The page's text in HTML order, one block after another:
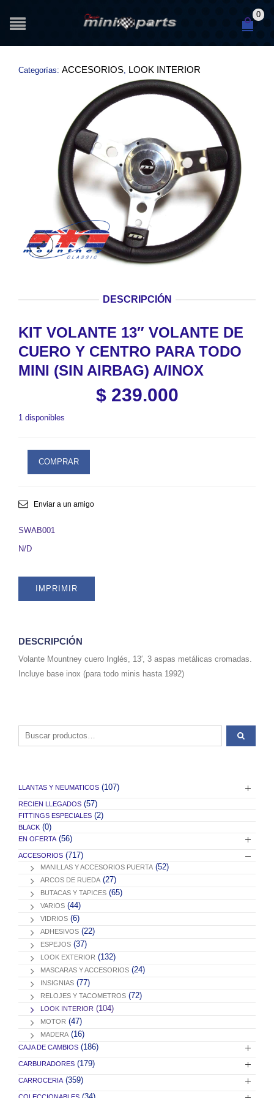
0
Categorías: ACCESORIOS LOOK INTERIOR
DESCRIPCIÓN
KIT VOLANTE 13″ VOLANTE DE
CUERO Y CENTRO PARA TODO
MINI (SIN AIRBAG) A/INOX
$239.000
1 disponibles
COMPRAR
Enviar a un amigo
SWAB001
N/D
IMPRIMIR
DESCRIPCIÓN
Volante Mountney cuero Inglés, 13′, 3 aspas metálicas cromadas.
Incluye base inox (para todo minis hasta 1992)
Buscar por:
LLANTAS Y NEUMATICOS (107)
RECIEN LLEGADOS (57)
FITTINGS ESPECIALES (2)
BLACK (0)
EN OFERTA (56)
ACCESORIOS (717)
MANILLAS Y ACCESORIOS PUERTA (52)
ARCOS DE RUEDA (27)
BUTACAS Y TAPICES (65)
VARIOS (44)
VIDRIOS (6)
ADHESIVOS (22)
ESPEJOS (37)
LOOK EXTERIOR (132)
MASCARAS Y ACCESORIOS (24)
INSIGNIAS (77)
RELOJES Y TACOMETROS (72)
LOOK INTERIOR (104)
MOTOR (47)
MADERA (16)
CAJA DE CAMBIOS (186)
CARBURADORES (179)
CARROCERIA (359)